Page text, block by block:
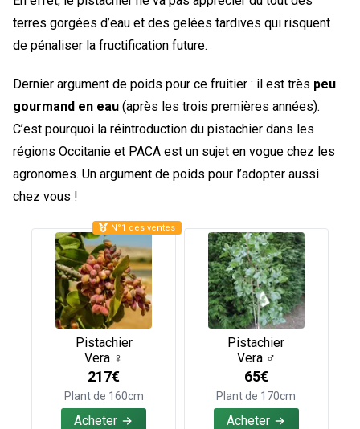
terres gorgées d’eau et des gelées tardives qui risquent
de pénaliser la fructification future.
Dernier argument de poids pour ce fruitier : il est très peu
gourmand en eau (après les trois premières années).
C’est pourquoi la réintroduction du pistachier dans les
régions Occitanie et PACA est un sujet en vogue chez les
agronomes. Un argument de poids pour l’adopter aussi
chez vous !
Pistachier
Vera ♀
217€
Plant de 160cm
Acheter
N°1 des ventes
Pistachier
Vera ♂
65€
Plant de 170cm
Acheter